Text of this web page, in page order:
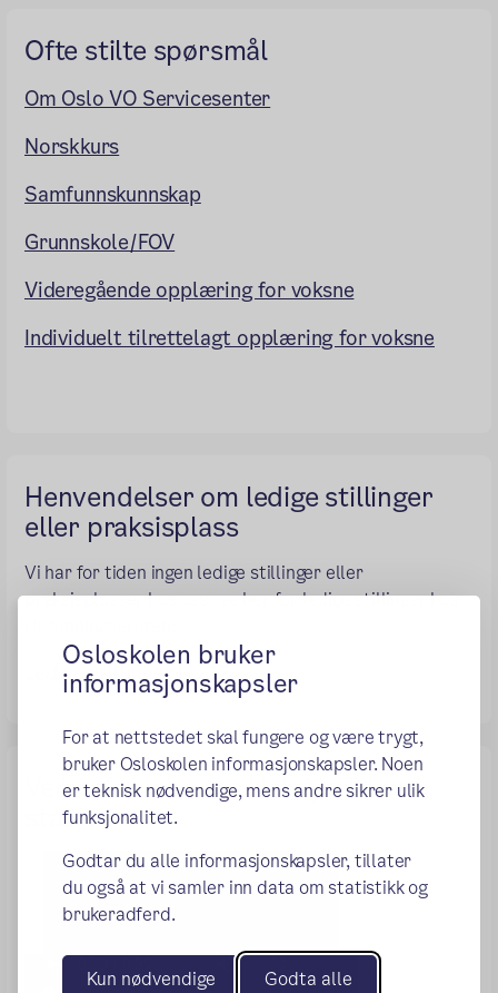
Osloskolen bruker
informasjonskapsler
For at nettstedet skal fungere og være trygt,
bruker Osloskolen informasjonskapsler. Noen
er teknisk nødvendige, mens andre sikrer ulik
funksjonalitet.
Godtar du alle informasjonskapsler, tillater
du også at vi samler inn data om statistikk og
brukeradferd.
Kun nødvendige Godta alle
Ofte stilte spørsmål
Om Oslo VO Servicesenter
Norskkurs
Samfunnskunnskap
Grunnskole/FOV
Videregående opplæring for voksne
Individuelt tilrettelagt opplæring for voksne
Henvendelser om ledige stillinger
eller praksisplass
Vi har for tiden ingen ledige stillinger eller
praksisplasser hos oss, se her for ledige stillinger hos
Ledige stillinger i UDE
Veibeskrivelse fra Helsfyr T-bane
stasjon